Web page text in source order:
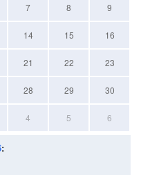
7 8 9
14 15 16
21 22 23
28 29 30
4 5 6
: